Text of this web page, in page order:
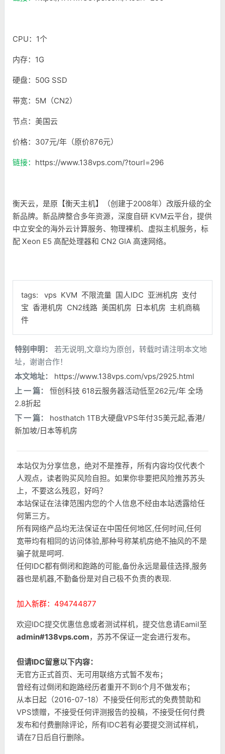
CPU：1个
内存：1G
硬盘：50G SSD
带宽：5M（CN2）
节点：美国云
价格：307元/年（原价876元）
链接： https://www.138vps.com/?tourl=296
衡天云，是原【衡天主机】（创建于2008年）改版升级的全
新品牌。新品牌整合多年资源，深度自研 KVM云平台，提供
中立安全的海外云计算服务、物理裸机、虚拟主机服务，标
配 Xeon E5 高配处理器和 CN2 GIA 高速网络。
tags: vps KVM 不限流量 国人IDC 亚洲机房 支付
宝 香港机房 CN2线路 美国机房 日本机房 主机商稿
件
特别申明：
若无说明,文章均为原创，转载时请注明本文地
址，谢谢合作！
本文地址：
https://www.138vps.com/vps/2925.html
上 一 篇：
恒创科技 618云服务器活动低至262元/年 全场
2.8折起
下 一 篇：
hosthatch 1TB大硬盘VPS年付35美元起,香港/
新加坡/日本等机房
本站仅为分享信息，绝对不是推荐，所有内容均仅代表个
人观点，读者购买风险自担。如果你非要把风险推苏苏头
上，不要这么残忍，好吗？
本站保证在法律范围内您的个人信息不经由本站透露给任
何第三方。
所有网络产品均无法保证在中国任何地区,任何时间,任何
宽带均有相同的访问体验,那种号称某机房绝不抽风的不是
骗子就是呵呵.
任何IDC都有倒闭和跑路的可能,备份永远是最佳选择,服务
器也是机器,不勤备份是对自己极不负责的表现.
加入新群：494744877
欢迎IDC提交优惠信息或者测试样机，提交信息请Eamil至
admin#138vps.com，苏苏不保证一定会进行发布。
但请IDC留意以下内容：
无官方正式首页、无可用联络方式暂不发布；
曾经有过倒闭和跑路经历者重开不到6个月不做发布；
从本日起（2016-07-18）不接受任何形式的免费赞助和
VPS馈赠，不接受任何评测报告的投稿，不接受任何付费
发布和付费删除评论，所有IDC若有必要提交测试样机，
请在7日后自行删除。